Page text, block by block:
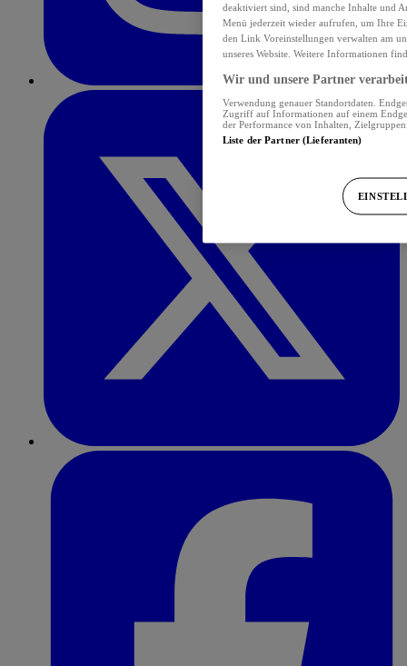
deaktiviert sind, sind manche Inhalte und
Menü jederzeit wieder aufrufen, um Ihre
den Link Voreinstellungen verwalten am
unseres Website. Weitere Informationen
Wir und unsere Partner
Verwendung genauer Standortdaten.
Zugriff auf Informationen auf einem
der Performance von Inhalten,
Liste der Partner (Lieferanten)